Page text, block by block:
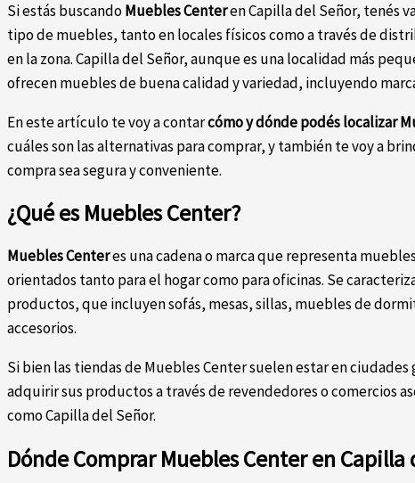
Si estás buscandoMuebles Centeren Capilla del Señor, tenés
tipo de muebles, tanto en locales físicos como a través de
en la zona. Capilla del Señor, aunque es una localidad más
ofrecen muebles de buena calidad y variedad, incluyendo
En este artículo te voy a contarcómo y dónde podés localizar
cuáles son las alternativas para comprar, y también te voy a
compra sea segura y conveniente.
¿Qué es Muebles Center?
Muebles Centeres una cadena o marca que representa
orientados tanto para el hogar como para oficinas. Se
productos, que incluyen sofás, mesas, sillas, muebles de
accesorios.
Si bien las tiendas de Muebles Center suelen estar en
adquirir sus productos a través de revendedores o comercios
como Capilla del Señor.
Dónde Comprar Muebles Center en Capilla